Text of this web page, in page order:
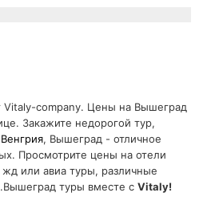
Vitaly-company. Цены на Вышеград
Закажите недорогой тур,
, Вышеград - отличное
Просмотрите цены на отели
или авиа туры, различные
туры вместе с Vitaly!